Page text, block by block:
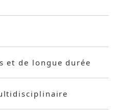
et de longue durée